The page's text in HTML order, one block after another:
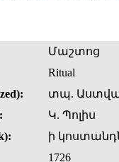
Մաշտոց
Ritual
տպ.
Կ. Պոլիս
ի
1726